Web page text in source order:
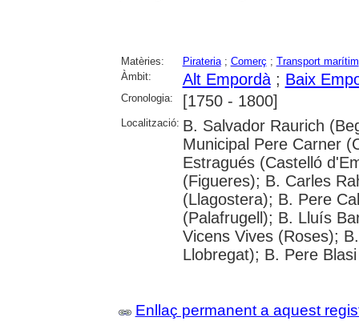
Matèries: Pirateria; Comerç ; Transport marítim
Àmbit:
Alt Empordà; Baix
Cronologia: [1750 - 1800]
Localització: B. Salvador Raurich
Municipal Pere Carner
Estragués (Castelló
(Figueres); B. Carles
(Llagostera); B. Pere
(Palafrugell); B. Lluís
Vicens Vives (Roses);
Llobregat); B. Pere
Enllaç permanent a aquest